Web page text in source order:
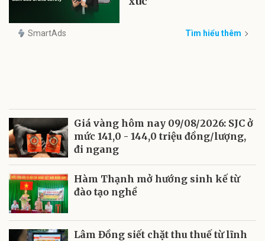
SmartAds Tìm hiểu thêm
Giá vàng hôm nay 09/08/2026: SJC ở
mức 141,0 - 144,0 triệu đồng/lượng,
đi ngang
Hàm Thạnh mở hướng sinh kế từ
đào tạo nghề
Lâm Đồng siết chặt thu thuế từ lĩnh